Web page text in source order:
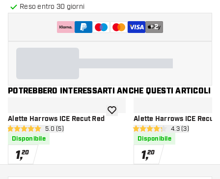
Reso entro 30 giorni
+2
POTREBBERO INTERESSARTI ANCHE QUESTI ARTICOLI
Alette Harrows ICE Recut Red
apri pannello recensioni
5 stelle di valutazione
5.0 (5)
Disponibile
1,20
aggiungi alla lista dei desideri
Alette Harrows ICE Recut
apri pannello
4.3 stelle di valutazione
4.3 (3)
Disponibile
1,20